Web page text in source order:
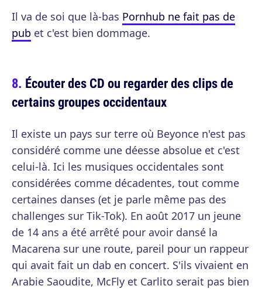
Il va de soi que là-bas Pornhub ne fait pas de
pub et c'est bien dommage.
Écouter des CD ou regarder des clips de
certains groupes occidentaux
Il existe un pays sur terre où Beyonce n'est pas
considéré comme une déesse absolue et c'est
celui-là. Ici les musiques occidentales sont
considérées comme décadentes, tout comme
certaines danses (et je parle même pas des
challenges sur Tik-Tok). En août 2017 un jeune
de 14 ans a été arrêté pour avoir dansé la
Macarena sur une route, pareil pour un rappeur
qui avait fait un dab en concert. S'ils vivaient en
Arabie Saoudite, McFly et Carlito serait pas bien